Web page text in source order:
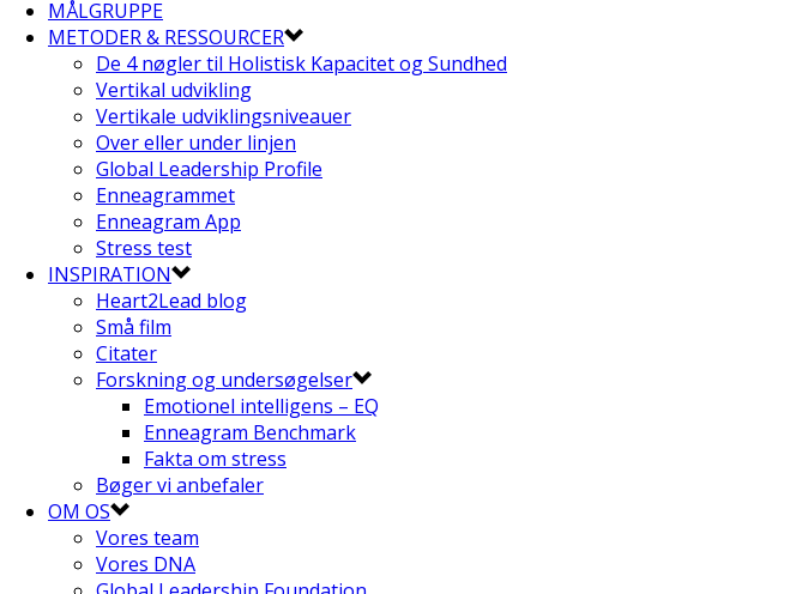
MÅLGRUPPE
METODER & RESSOURCER
De 4 nøgler til Holistisk Kapacitet og Sundhed
Vertikal udvikling
Vertikale udviklingsniveauer
Over eller under linjen
Global Leadership Profile
Enneagrammet
Enneagram App
Stress test
INSPIRATION
Heart2Lead blog
Små film
Citater
Forskning og undersøgelser
Emotionel intelligens – EQ
Enneagram Benchmark
Fakta om stress
Bøger vi anbefaler
OM OS
Vores team
Vores DNA